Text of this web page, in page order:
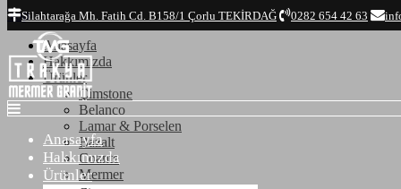
Top
Anasayfa
Hakkımızda
Ürünler
Çimstone
Belanco
Lamar & Porselen
Bazalt
Coante
Mermer
Silahtarağa Mh. Fatih Cd. B158/1 Çorlu TEKİRDAĞ 0282 654 42 63
Anasayfa
Hakkımızda
Ürünler